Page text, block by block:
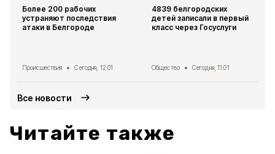
Более 200 рабочих
устраняют последствия
атаки в Белгороде
Происшествия Сегодня, 12:01
4839 белгородских
детей записали в первый
класс через Госуслуги
Общество Сегодня, 11:01
Все новости
Читайте также